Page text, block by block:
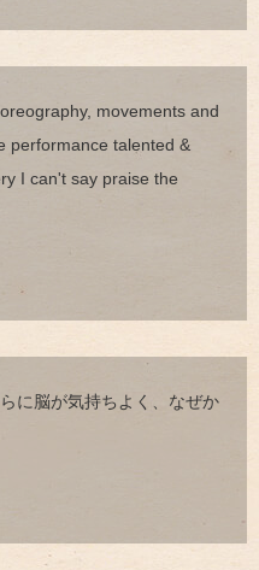
movements and
performance talented &
I can't say praise the
に脳が気持ちよく、なぜか